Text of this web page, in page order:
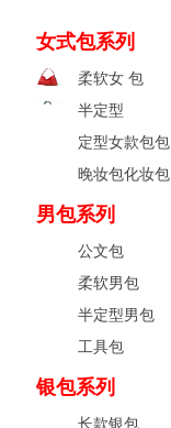
女式包系列
柔软女 包
半定型
定型女款包包
晚妆包化妆包
男包系列
公文包
柔软男包
半定型男包
工具包
银包系列
长款银包